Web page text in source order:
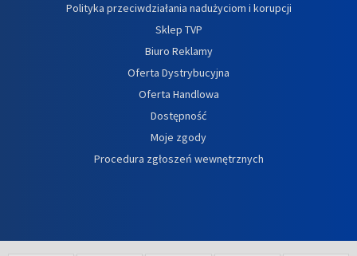
Polityka przeciwdziałania nadużyciom i korupcji
Sklep TVP
Biuro Reklamy
Oferta Dystrybucyjna
Oferta Handlowa
Dostępność
Moje zgody
Procedura zgłoszeń wewnętrznych